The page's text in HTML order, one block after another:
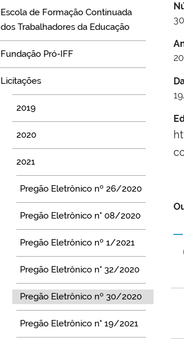
Escola de Formação Continuada
dos Trabalhadores da Educação
Fundação Pró-IFF
Licitações
2019
2020
2021
Pregão Eletrônico nº 26/2020
Pregão Eletrônico n° 08/2020
Pregão Eletrônico nº 1/2021
Pregão Eletrônico n° 32/2020
Pregão Eletrônico nº 30/2020
Pregão Eletrônico n° 19/2021
30